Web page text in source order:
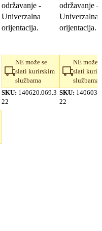
održavanje -
Univerzalna
orijentacija.
NE može se
slati kurirskim
službama
SKU: 140620.069.3
22
održavanje -
Univerzalna
orijentacija.
NE može
slati
službama
SKU:
22